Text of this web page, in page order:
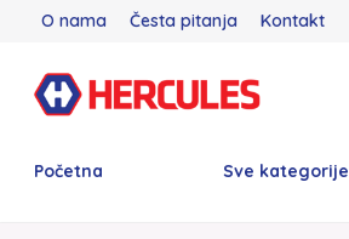
O nama Česta pitanja Kontakt
Početna Sve kategorije